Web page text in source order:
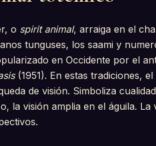
o spirit animal, arraiga en el
tunguses, los saami y
en Occidente por el
(1951). En estas tradiciones,
de visión. Simboliza
la visión amplia en el águila.